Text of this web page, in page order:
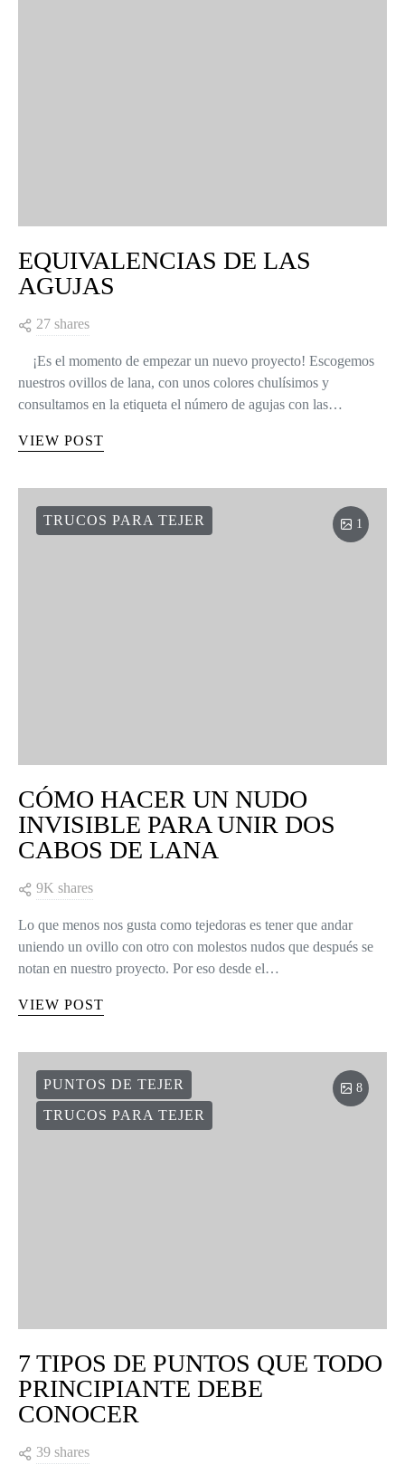
EQUIVALENCIAS DE LAS
AGUJAS
27 shares
¡Es el momento de empezar un nuevo proyecto! Escogemos
nuestros ovillos de lana, con unos colores chulísimos y
consultamos en la etiqueta el número de agujas con las…
VIEW POST
TRUCOS PARA TEJER 1
CÓMO HACER UN NUDO
INVISIBLE PARA UNIR DOS
CABOS DE LANA
9K shares
Lo que menos nos gusta como tejedoras es tener que andar
uniendo un ovillo con otro con molestos nudos que después se
notan en nuestro proyecto. Por eso desde el…
VIEW POST
PUNTOS DE TEJER
TRUCOS PARA TEJER
8
7 TIPOS DE PUNTOS QUE TODO
PRINCIPIANTE DEBE
CONOCER
39 shares